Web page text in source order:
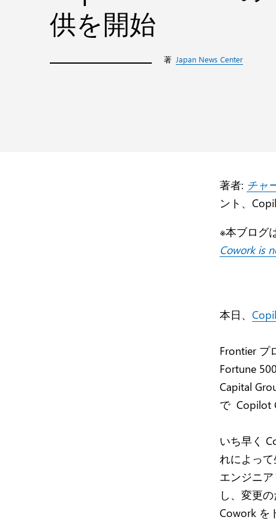
供を開始
著 Japan News Center
著者: チャ
ント、
※本ブログ
Cowork is
本日、
Frontier プ
Fortune
Capital
で Copilot
いち早く
れによっ
エンジニ
し、変更
Cowork を